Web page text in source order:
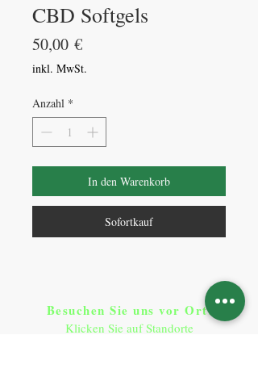
CBD Softgels
50,00 €Preis
inkl. MwSt.
Anzahl *
In den Warenkorb
Sofortkauf
Besuchen Sie uns vor Ort​:
Klicken Sie auf Standorte